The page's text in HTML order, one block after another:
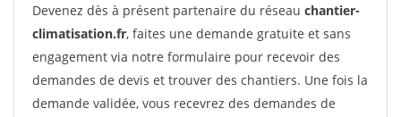
Devenez dès à présent partenaire du réseau chantier-
climatisation.fr, faites une demande gratuite et sans
engagement via notre formulaire pour recevoir des
demandes de devis et trouver des chantiers. Une fois la
demande validée, vous recevrez des demandes de